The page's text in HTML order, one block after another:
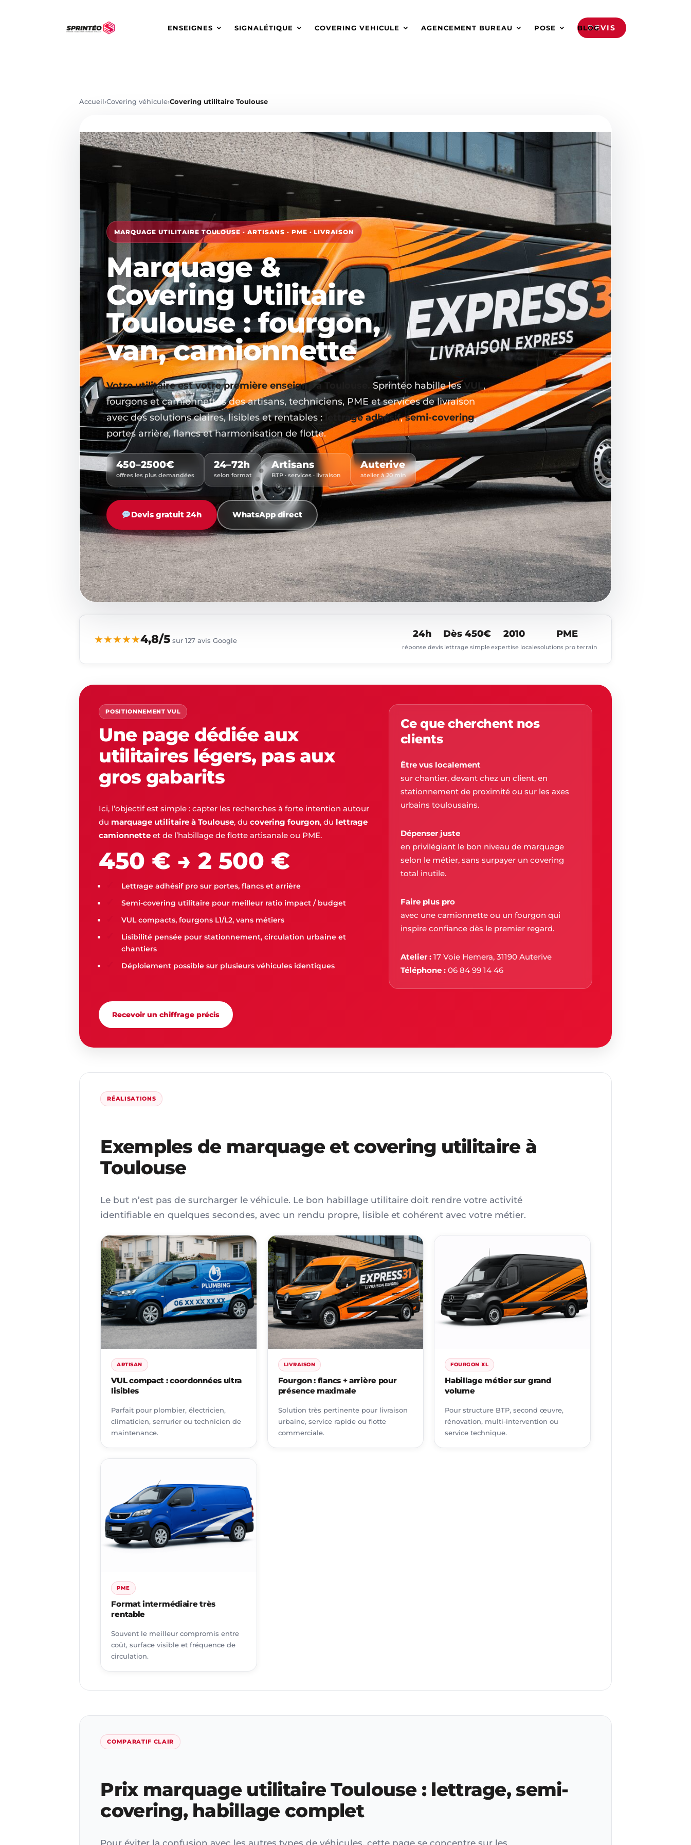
ENSEIGNES SIGNALÉTIQUE COVERING VEHICULE AGENCEMENT BUREAU POSE BLOGDEVIS
Accueil›Covering véhicule›Covering utilitaire Toulouse
MARQUAGE UTILITAIRE TOULOUSE · ARTISANS · PME · LIVRAISON
Marquage &
Covering Utilitaire
Toulouse : fourgon,
van, camionnette
Votre utilitaire est votre première enseigne à Toulouse. Sprintéo habille lesVUL,
fourgons et camionnettes des artisans, techniciens, PME et services de livraison
avec des solutions claires, lisibles et rentables :
lettrage adhésif,semi-covering,
portes arrière, flancs et harmonisation de flotte.
450–2500€
offres les plus demandées
24–72h
selon format
Artisans
BTP · services · livraison
Auterive
atelier à 20 min
Devis gratuit 24h WhatsApp direct
★★★★★4,8/5 sur 127 avis Google
24h
réponse devis
Dès 450€
lettrage simple
2010
expertise locale
PME
solutions pro terrain
POSITIONNEMENT VUL
Une page dédiée aux
utilitaires légers, pas aux
gros gabarits
Ici, l’objectif est simple : capter les recherches à forte intention autour
du marquage utilitaire à Toulouse, ducovering fourgon, du lettrage
camionnette et de l’habillage de flotte artisanale ou PME.
450 € → 2 500 €
Lettrage adhésif pro sur portes, flancs et arrière
Semi-covering utilitaire pour meilleur ratio impact / budget
VUL compacts, fourgons L1/L2, vans métiers
Lisibilité pensée pour stationnement, circulation urbaine et
chantiers
Déploiement possible sur plusieurs véhicules identiques
Recevoir un chiffrage précis
Ce que cherchent nos
clients
Être vus localement
sur chantier, devant chez un client, en
stationnement de proximité ou sur les axes
urbains toulousains.
Dépenser juste
en privilégiant le bon niveau de marquage
selon le métier, sans surpayer un covering
total inutile.
Faire plus pro
avec une camionnette ou un fourgon qui
inspire confiance dès le premier regard.
Atelier :17 Voie Hemera, 31190 Auterive
Téléphone :06 84 99 14 46
RÉALISATIONS
Exemples de marquage et covering utilitaire à
Toulouse
Le but n’est pas de surcharger le véhicule. Le bon habillage utilitaire doit rendre votre activité
identifiable en quelques secondes, avec un rendu propre, lisible et cohérent avec votre métier.
ARTISAN
VUL compact : coordonnées ultra
lisibles
Parfait pour plombier, électricien,
climaticien, serrurier ou technicien de
maintenance.
LIVRAISON
Fourgon : flancs + arrière pour
présence maximale
Solution très pertinente pour livraison
urbaine, service rapide ou flotte
commerciale.
FOURGON XL
Habillage métier sur grand
volume
Pour structure BTP, second œuvre,
rénovation, multi-intervention ou
service technique.
PME
Format intermédiaire très
rentable
Souvent le meilleur compromis entre
coût, surface visible et fréquence de
circulation.
COMPARATIF CLAIR
Prix marquage utilitaire Toulouse : lettrage, semi-
covering, habillage complet
Pour éviter la confusion avec les autres types de véhicules, cette page se concentre sur les